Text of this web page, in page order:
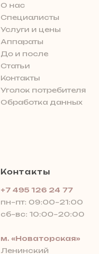
О нас
Специалисты
Услуги и цены
Аппараты
До и после
Статьи
Контакты
Уголок потребителя
Обработка данных
Контакты
+7 495 126 24 77
пн–пт: 09:00–21:00
сб–вс: 10:00–20:00
м. «Новаторская»
Ленинский